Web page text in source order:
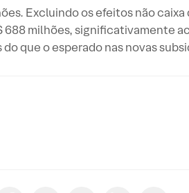
Excluindo os efeitos não
milhões, significativamente
que o esperado nas novas